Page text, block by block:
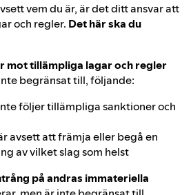
vem du är, är det ditt ansvar att
och regler. Det här ska du
mot tillämpliga lagar och regler
begränsat till, följande:
följer tillämpliga sanktioner och
avsett att främja eller begå en
av vilket slag som helst
på andras immateriella